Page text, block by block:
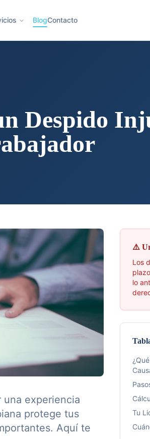
BlogContacto
Despido
una experiencia
protege tus
Aquí te
⚠️
Los
lo
Tu